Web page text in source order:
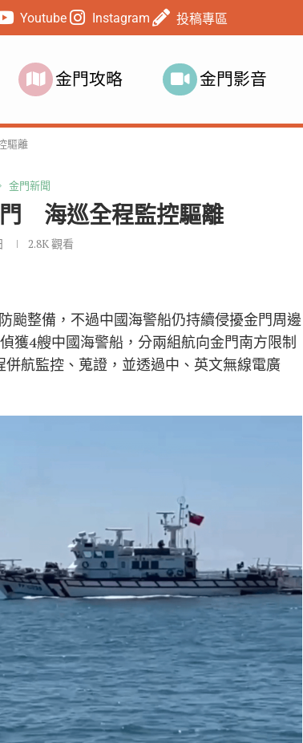
Youtube Instagram 投稿專區
金門攻略 金門影音
驅離
金門新聞
海巡全程監控驅離
2.8K觀看
颱整備，不過中國海警船仍持續侵擾金門周邊
獲4艘中國海警船，分兩組航向金門南方限制
航監控、蒐證，並透過中、英文無線電廣